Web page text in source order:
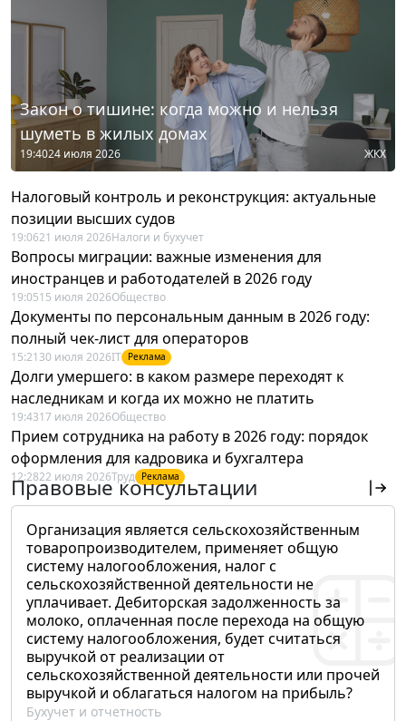
Закон о тишине: когда можно и нельзя
шуметь в жилых домах
19:4024 июля 2026 ЖКХ
Налоговый контроль и реконструкция: актуальные
позиции высших судов
19:0621 июля 2026Налоги и бухучет
Вопросы миграции: важные изменения для
иностранцев и работодателей в 2026 году
19:0515 июля 2026Общество
Документы по персональным данным в 2026 году:
полный чек-лист для операторов
15:21 30 июля 2026IT Реклама
Долги умершего: в каком размере переходят к
наследникам и когда их можно не платить
19:4317 июля 2026Общество
Прием сотрудника на работу в 2026 году: порядок
оформления для кадровика и бухгалтера
12:2822 июля 2026Труд Реклама
Правовые консультации
Организация является сельскохозяйственным
товаропроизводителем, применяет общую
систему налогообложения, налог с
сельскохозяйственной деятельности не
уплачивает. Дебиторская задолженность за
молоко, оплаченная после перехода на общую
систему налогообложения, будет считаться
выручкой от реализации от
сельскохозяйственной деятельности или прочей
выручкой и облагаться налогом на прибыль?
Бухучет и отчетность